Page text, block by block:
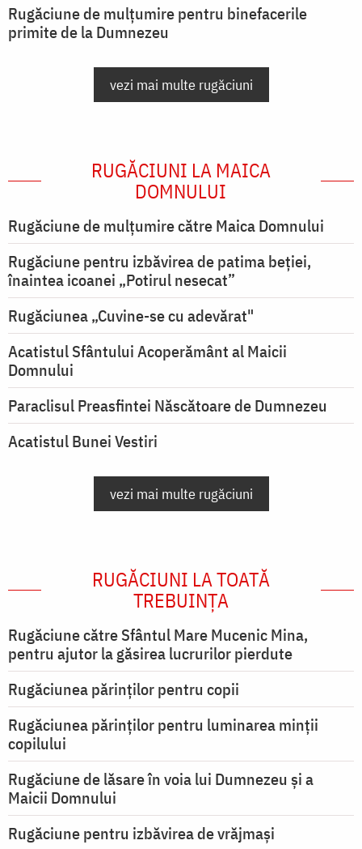
Rugăciune de mulțumire pentru binefacerile
primite de la Dumnezeu
vezi mai multe rugăciuni
RUGĂCIUNI LA MAICA
DOMNULUI
Rugăciune de mulţumire către Maica Domnului
Rugăciune pentru izbăvirea de patima beției,
înaintea icoanei „Potirul nesecat”
Rugăciunea „Cuvine-se cu adevărat"
Acatistul Sfântului Acoperământ al Maicii
Domnului
Paraclisul Preasfintei Născătoare de Dumnezeu
Acatistul Bunei Vestiri
vezi mai multe rugăciuni
RUGĂCIUNI LA TOATĂ
TREBUINȚA
Rugăciune către Sfântul Mare Mucenic Mina,
pentru ajutor la găsirea lucrurilor pierdute
Rugăciunea părinților pentru copii
Rugăciunea părinților pentru luminarea minţii
copilului
Rugăciune de lăsare în voia lui Dumnezeu şi a
Maicii Domnului
Rugăciune pentru izbăvirea de vrăjmași